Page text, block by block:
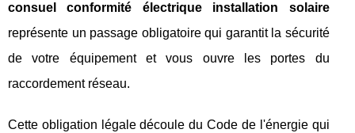
consuel conformité électrique installation solaire
représente un passage obligatoire qui garantit la sécurité
de votre équipement et vous ouvre les portes du
raccordement réseau.
Cette obligation légale découle du Code de l'énergie qui